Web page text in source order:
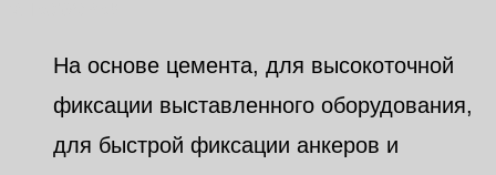
На основе цемента, для высокоточной
фиксации выставленного оборудования,
для быстрой фиксации анкеров и